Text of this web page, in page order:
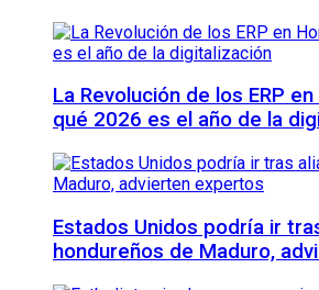
La Revolución de los ERP
qué 2026 es el año de la
Estados Unidos podría ir
hondureños de Maduro,